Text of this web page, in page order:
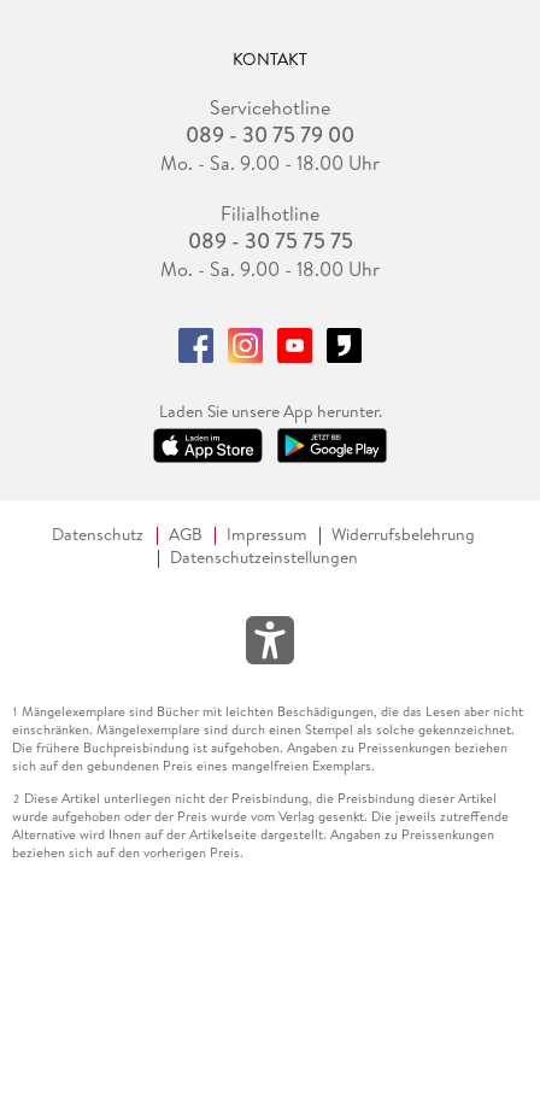
KONTAKT
Servicehotline
089 - 30 75 79 00
Mo. - Sa. 9.00 - 18.00 Uhr
Filialhotline
089 - 30 75 75 75
Mo. - Sa. 9.00 - 18.00 Uhr
Laden Sie unsere App herunter.
Datenschutz AGB Impressum
Widerrufsbelehrung
Datenschutzeinstellungen
1 Mängelexemplare sind Bücher mit leichten Beschädigungen, die das Lesen aber nicht
einschränken. Mängelexemplare sind durch einen Stempel als solche gekennzeichnet.
Die frühere Buchpreisbindung ist aufgehoben. Angaben zu Preissenkungen beziehen
sich auf den gebundenen Preis eines mangelfreien Exemplars.
2 Diese Artikel unterliegen nicht der Preisbindung, die Preisbindung dieser Artikel
wurde aufgehoben oder der Preis wurde vom Verlag gesenkt. Die jeweils zutreffende
Alternative wird Ihnen auf der Artikelseite dargestellt. Angaben zu Preissenkungen
beziehen sich auf den vorherigen Preis.